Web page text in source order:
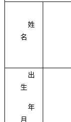
姓
名
出
生
年
月